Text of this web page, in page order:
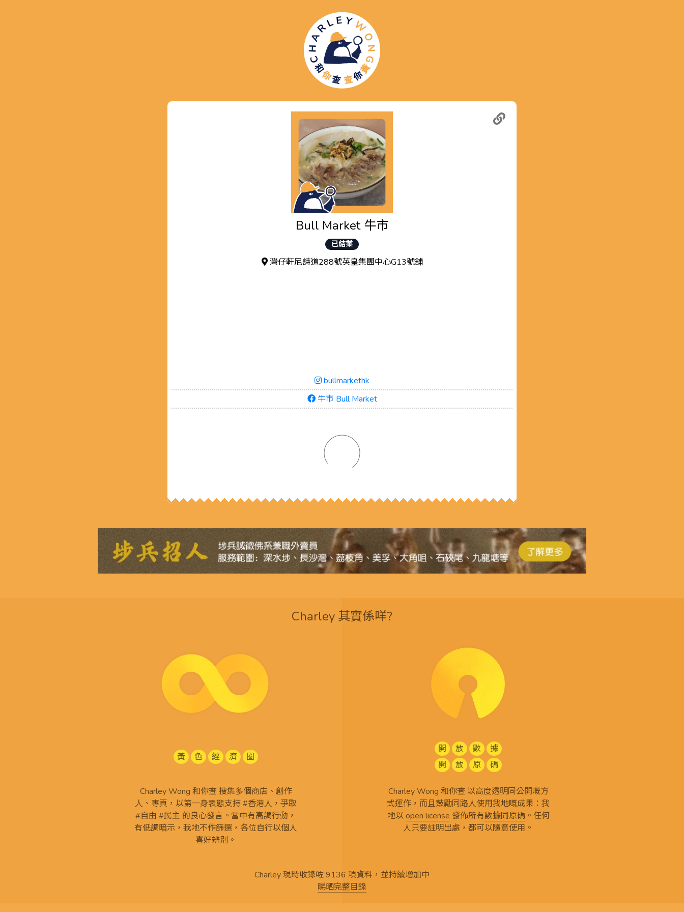
Bull Market 牛市
已結業
灣仔軒尼詩道288號英皇集團中心G13號舖
bullmarkethk
牛市 Bull Market
Charley 其實係咩?
黃 色 經 濟 圈
Charley Wong 和你查 搜集多個商店、創作
人、專頁，以第一身表態支持 #香港人，爭取
#自由 #民主 的良心發言。當中有高調行動，
有低調暗示，我地不作篩選，各位自行以個人
喜好辨別。
開 放 數
據
開
放 原 碼
Charley Wong 和你查 以高度透明同公開嘅方
式運作，而且鼓勵同路人使用我地嘅成果：我
地以open license 發佈所有數據同原碼。任何
人只要註明出處，都可以隨意使用。
Charley 現時收錄咗 9136 項資料，並持續增加中
睇晒完整目錄